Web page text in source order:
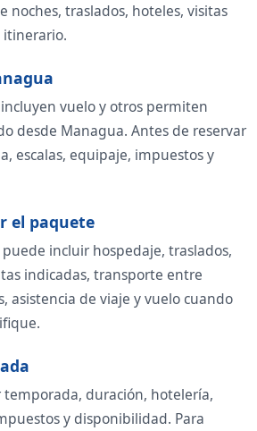
noches, traslados, hoteles, visitas
vuelo y otros permiten
desde Managua. Antes de reservar
escalas, equipaje, impuestos y
el paquete
incluir hospedaje, traslados,
indicadas, transporte entre
asistencia de viaje y vuelo cuando
temporada, duración, hotelería,
y disponibilidad. Para